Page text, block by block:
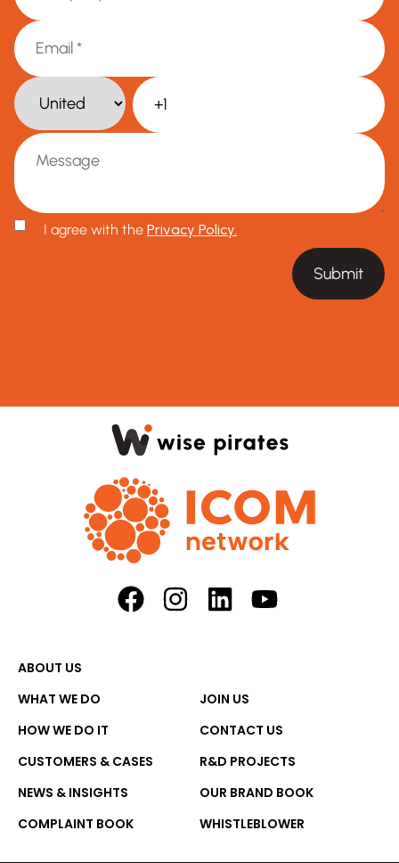
I agree with the Privacy Policy.
ABOUT US
WHAT WE DO
JOIN US
HOW WE DO IT
CONTACT US
CUSTOMERS & CASES
R&D PROJECTS
NEWS & INSIGHTS
OUR BRAND BOOK
COMPLAINT BOOK
WHISTLEBLOWER